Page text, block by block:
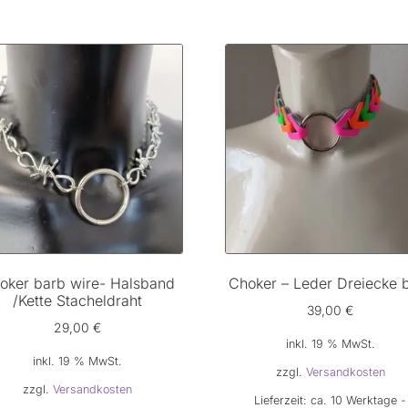
barb wire- Halsband
/Kette Stacheldraht
29,00€
inkl. 19 % MwSt.
zzgl.Versandkosten
Choker – Leder Dreiecke
39,00€
inkl. 19 % MwSt.
zzgl. Versandkosten
Lieferzeit:ca. 10 Werktage -